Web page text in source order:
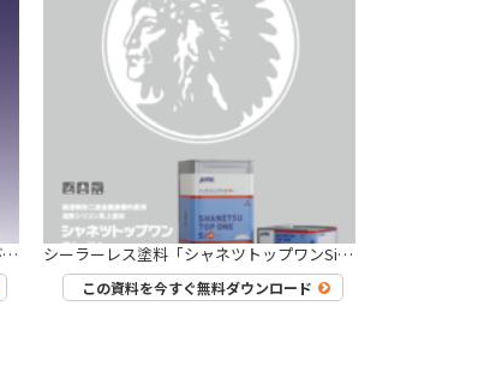
優れた伸長率により、建物に発生したひび割れを表面化させず水の浸入を防ぐ「EC-100PCM」の性能がわかるパンフレットです。 防水性、遮熱性、耐候性に優れており、各種実験を元に性能をわかりやすくご紹介します。 シーラーレス塗料「シャネツトップワンSi-JY」のパンフレットです。 遮熱性・耐候性・防錆性・付着性という上塗材・下塗材に求められる機能を同時に発揮する錆止め兼用上塗材で、工期短縮に貢献する塗料です。
この資料を今すぐ無料ダウンロード